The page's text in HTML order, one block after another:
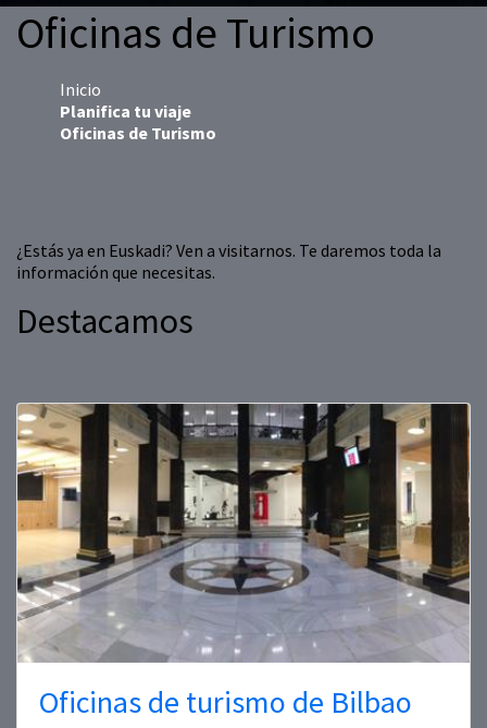
Oficinas de Turismo
Inicio
Planifica tu viaje
Oficinas de Turismo
¿Estás ya en Euskadi? Ven a visitarnos. Te daremos toda la
información que necesitas.
Destacamos
Oficinas de turismo de Bilbao